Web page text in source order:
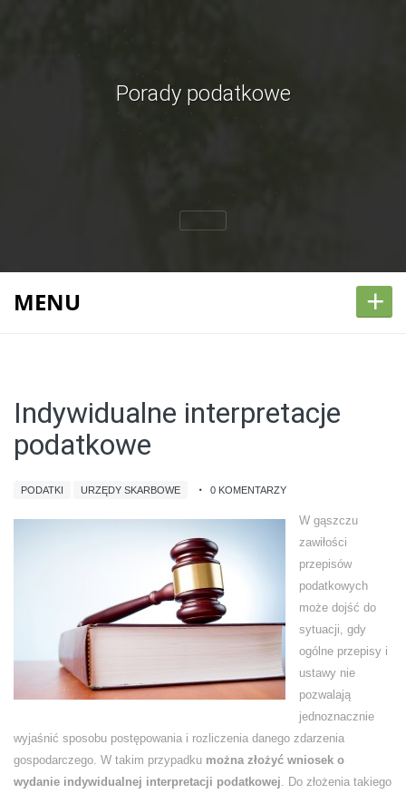
Porady podatkowe
MENU +
Indywidualne interpretacje
podatkowe
PODATKI URZĘDY SKARBOWE 0 KOMENTARZY
W gąszczu
zawiłości
przepisów
podatkowych
może dojść do
sytuacji, gdy
ogólne przepisy i
ustawy nie
pozwalają
jednoznacznie
wyjaśnić sposobu postępowania i rozliczenia danego zdarzenia
gospodarczego. W takim przypadku można złożyć wniosek o
wydanie indywidualnej interpretacji podatkowej. Do złożenia takiego